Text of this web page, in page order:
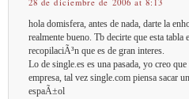
28 de diciembre de 2006 at 8:13
hola domisfera, antes de nada, darte la
realmente bueno. Tb decirte que esta tabla
recopilaciÃ³n que es de gran interes.
Lo de single.es es una pasada, yo creo que
empresa, tal vez single.com piensa sacar
espaÃ±ol